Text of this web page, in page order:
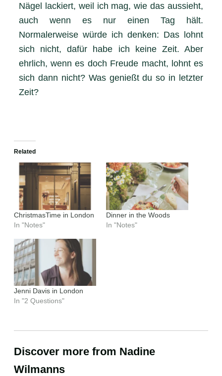
Nägel lackiert, weil ich mag, wie das aussieht,
auch wenn es nur einen Tag hält.
Normalerweise würde ich denken: Das lohnt
sich nicht, dafür habe ich keine Zeit. Aber
ehrlich, wenn es doch Freude macht, lohnt es
sich dann nicht? Was genießt du so in letzter
Zeit?
Related
ChristmasTime in London
In "Notes"
Dinner in the Woods
In "Notes"
Jenni Davis in London
In "2 Questions"
Discover more from Nadine
Wilmanns